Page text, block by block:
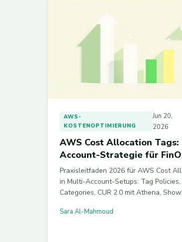
AWS-
KOSTENOPTIMIERUNG
Jun 20,
2026
AWS Cost Allocation
Account-Strategie für
Praxisleitfaden 2026 für AWS Cost
in Multi-Account-Setups: Tag
Categories, CUR 2.0 mit Athena,
FinOps-Audits.
Sara Al-Mahmoud